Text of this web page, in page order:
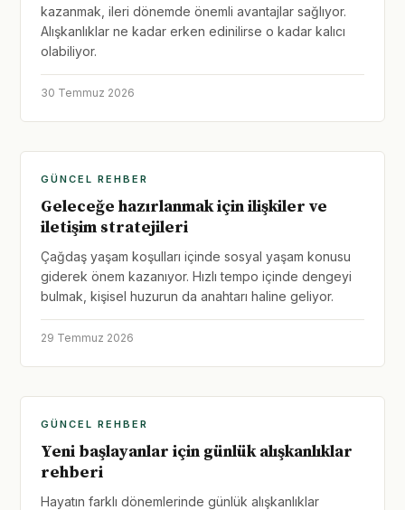
kazanmak, ileri dönemde önemli avantajlar sağlıyor.
Alışkanlıklar ne kadar erken edinilirse o kadar kalıcı
olabiliyor.
30 Temmuz 2026
GÜNCEL REHBER
Geleceğe hazırlanmak için ilişkiler ve
iletişim stratejileri
Çağdaş yaşam koşulları içinde sosyal yaşam konusu
giderek önem kazanıyor. Hızlı tempo içinde dengeyi
bulmak, kişisel huzurun da anahtarı haline geliyor.
29 Temmuz 2026
GÜNCEL REHBER
Yeni başlayanlar için günlük alışkanlıklar
rehberi
Hayatın farklı dönemlerinde günlük alışkanlıklar